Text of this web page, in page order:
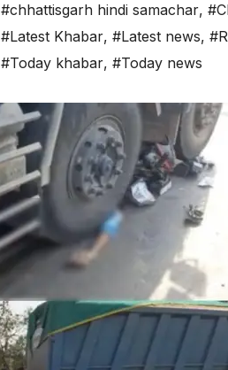
#chhattisgarh hindi samachar,
#Latest Khabar, #Latest news,
#Today khabar, #Today news